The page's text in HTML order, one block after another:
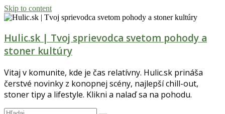
Skip to content
Hulic.sk | Tvoj sprievodca svetom pohody a
stoner kultúry
Vitaj v komunite, kde je čas relatívny. Hulic.sk prináša
čerstvé novinky z konopnej scény, najlepší chill-out,
stoner tipy a lifestyle. Klikni a nalaď sa na pohodu.